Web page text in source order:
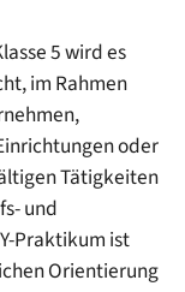
5 wird es
im Rahmen
oder
Tätigkeiten
und
Praktikum ist
Orientierung